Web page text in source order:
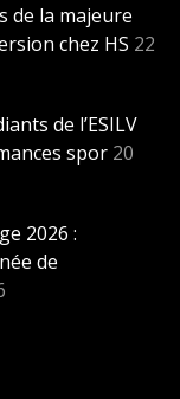
de la majeure
chez HS 22
de l’ESILV
spor 20
2026 :
de